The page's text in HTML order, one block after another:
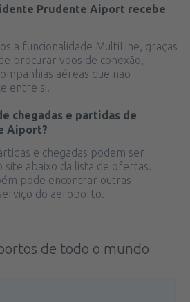
Prudente Aiport recebe
a funcionalidade MultiLine, graças
procurar voos de conexão,
aéreas que não
entre si.
chegadas e partidas de
Aiport?
e chegadas podem ser
site abaixo da lista de ofertas.
pode encontrar outras
do aeroporto.
de todo o mundo